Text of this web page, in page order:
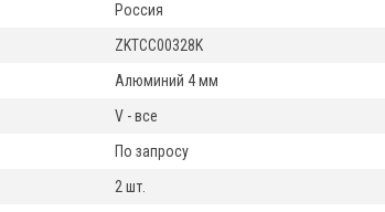
Россия
ZKTCC00328K
Алюминий 4 мм
V - все
По запросу
2 шт.